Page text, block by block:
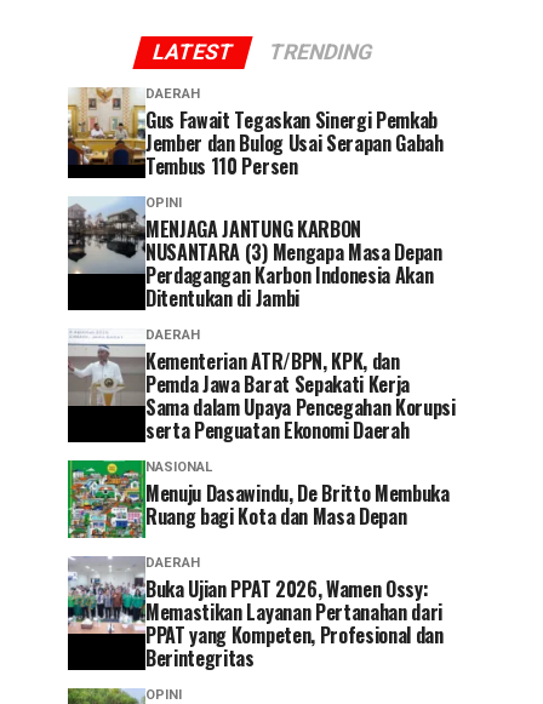
LATEST TRENDING
DAERAH
Gus Fawait Tegaskan Sinergi Pemkab
Jember dan Bulog Usai Serapan Gabah
Tembus 110 Persen
OPINI
MENJAGA JANTUNG KARBON
NUSANTARA (3) Mengapa Masa Depan
Perdagangan Karbon Indonesia Akan
Ditentukan di Jambi
DAERAH
Kementerian ATR/BPN, KPK, dan
Pemda Jawa Barat Sepakati Kerja
Sama dalam Upaya Pencegahan Korupsi
serta Penguatan Ekonomi Daerah
NASIONAL
Menuju Dasawindu, De Britto Membuka
Ruang bagi Kota dan Masa Depan
DAERAH
Buka Ujian PPAT 2026, Wamen Ossy:
Memastikan Layanan Pertanahan dari
PPAT yang Kompeten, Profesional dan
Berintegritas
OPINI